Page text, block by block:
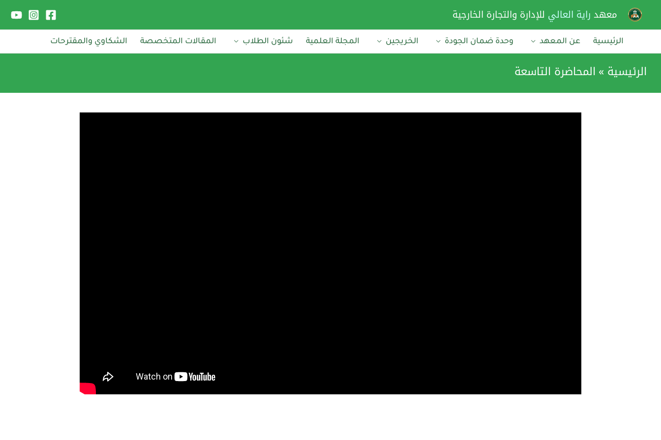
المحتوى
معهد راية العالي للإدارة والتجارة الخارجية
الرئيسية عن المعهد وحدة ضمان الجودة الخريجين المجلة العلمية شئون الطلاب المقالات المتخصصة الشكاوي والمقترحات
الرئيسية المحاضرة التاسعة